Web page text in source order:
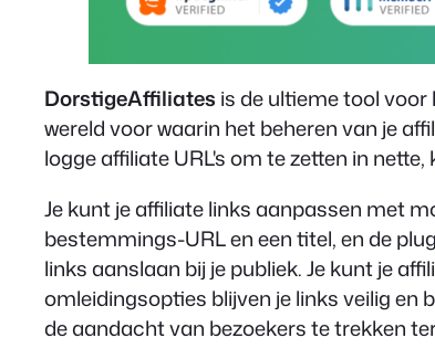
DorstigeAffiliates is de ultieme tool
wereld voor waarin het beheren van je
logge affiliate URL's om te zetten in
Je kunt je affiliate links aanpassen met
bestemmings-URL en een titel, en de
links aanslaan bij je publiek. Je kunt je
omleidingsopties blijven je links veilig en
de aandacht van bezoekers te trekken